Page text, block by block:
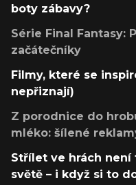
boty zábavy?
Série Final Fantasy:
začátečníky
Filmy, které se
nepřiznají)
Z porodnice do
mléko: šílené
Střílet ve hrách
světě – i když si to